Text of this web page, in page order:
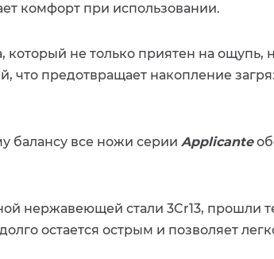
комфорт при использовании.
не только приятен на ощупь,
предотвращает накопление
балансу все ножи серии Applicante
нержавеющей стали 3Cr13, прошли
остается острым и позволяет